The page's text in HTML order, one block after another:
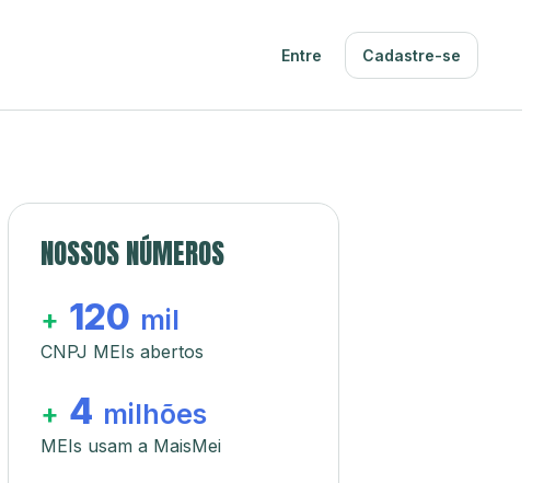
Entre Cadastre-se
NOSSOS NÚMEROS
+ 120 mil
CNPJ MEIs abertos
+ 4 milhões
MEIs usam a MaisMei